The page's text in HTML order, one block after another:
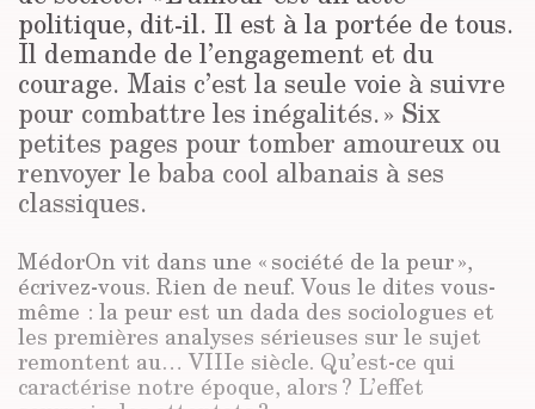
politique, dit-il. Il est à la portée de tous.
Il demande de l’engagement et du
courage. Mais c’est la seule voie à suivre
pour combattre les inégalités. » Six
petites pages pour tomber amoureux ou
renvoyer le baba cool albanais à ses
classiques.
MédorOn vit dans une « société de la peur »,
écrivez-vous. Rien de neuf. Vous le dites vous-
même : la peur est un dada des sociologues et
les premières analyses sérieuses sur le sujet
remontent au… VIIIe siècle. Qu’est-ce qui
caractérise notre époque, alors ? L’effet